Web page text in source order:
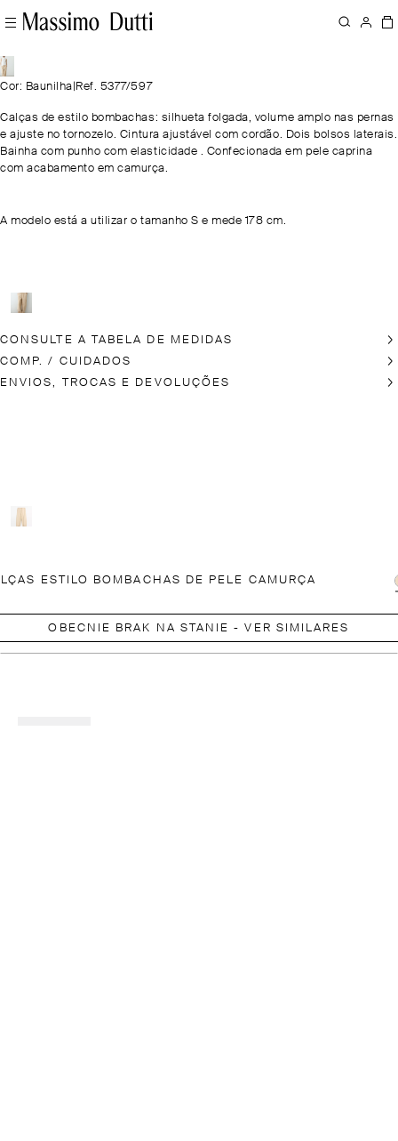
ESTILO BOMBACHAS DE PELE CAMURÇA
OBECNIE BRAK NA STANIE - VER SIMILARES
Cor: Baunilha Ref. 5377/597
Calças de estilo bombachas: silhueta folgada, volume amplo nas pernas
e ajuste no tornozelo. Cintura ajustável com cordão. Dois bolsos laterais.
Bainha com punho com elasticidade . Confecionada em pele caprina
com acabamento em camurça.
A modelo está a utilizar o tamanho S e mede 178 cm.
CONSULTE A TABELA DE MEDIDAS
COMP. / CUIDADOS
ENVIOS, TROCAS E DEVOLUÇÕES